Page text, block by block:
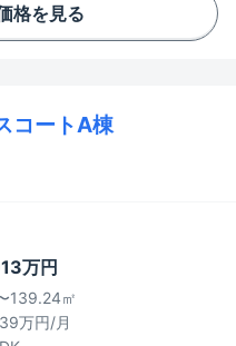
格を見る
コートA棟
万円
139.24㎡
万円/月